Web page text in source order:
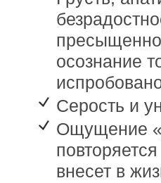
осознание
Серость и
Ощущение
внесет в